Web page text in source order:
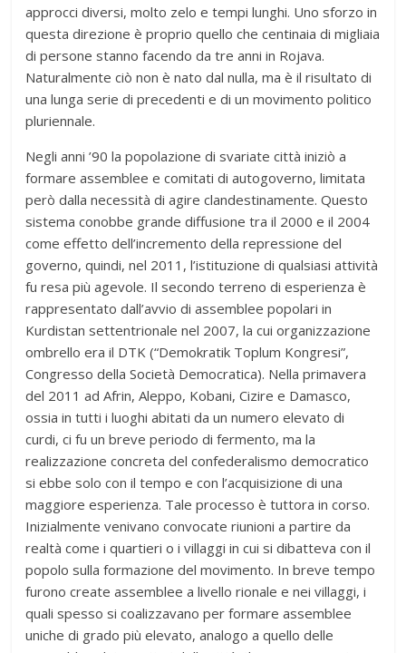
approcci diversi, molto zelo e tempi lunghi. Uno sforzo in
questa direzione è proprio quello che centinaia di migliaia
di persone stanno facendo da tre anni in Rojava.
Naturalmente ciò non è nato dal nulla, ma è il risultato di
una lunga serie di precedenti e di un movimento politico
pluriennale.
Negli anni ’90 la popolazione di svariate città iniziò a
formare assemblee e comitati di autogoverno, limitata
però dalla necessità di agire clandestinamente. Questo
sistema conobbe grande diffusione tra il 2000 e il 2004
come effetto dell’incremento della repressione del
governo, quindi, nel 2011, l’istituzione di qualsiasi attività
fu resa più agevole. Il secondo terreno di esperienza è
rappresentato dall’avvio di assemblee popolari in
Kurdistan settentrionale nel 2007, la cui organizzazione
ombrello era il DTK (“Demokratik Toplum Kongresi”,
Congresso della Società Democratica). Nella primavera
del 2011 ad Afrin, Aleppo, Kobani, Cizire e Damasco,
ossia in tutti i luoghi abitati da un numero elevato di
curdi, ci fu un breve periodo di fermento, ma la
realizzazione concreta del confederalismo democratico
si ebbe solo con il tempo e con l’acquisizione di una
maggiore esperienza. Tale processo è tuttora in corso.
Inizialmente venivano convocate riunioni a partire da
realtà come i quartieri o i villaggi in cui si dibatteva con il
popolo sulla formazione del movimento. In breve tempo
furono create assemblee a livello rionale e nei villaggi, i
quali spesso si coalizzavano per formare assemblee
uniche di grado più elevato, analogo a quello delle